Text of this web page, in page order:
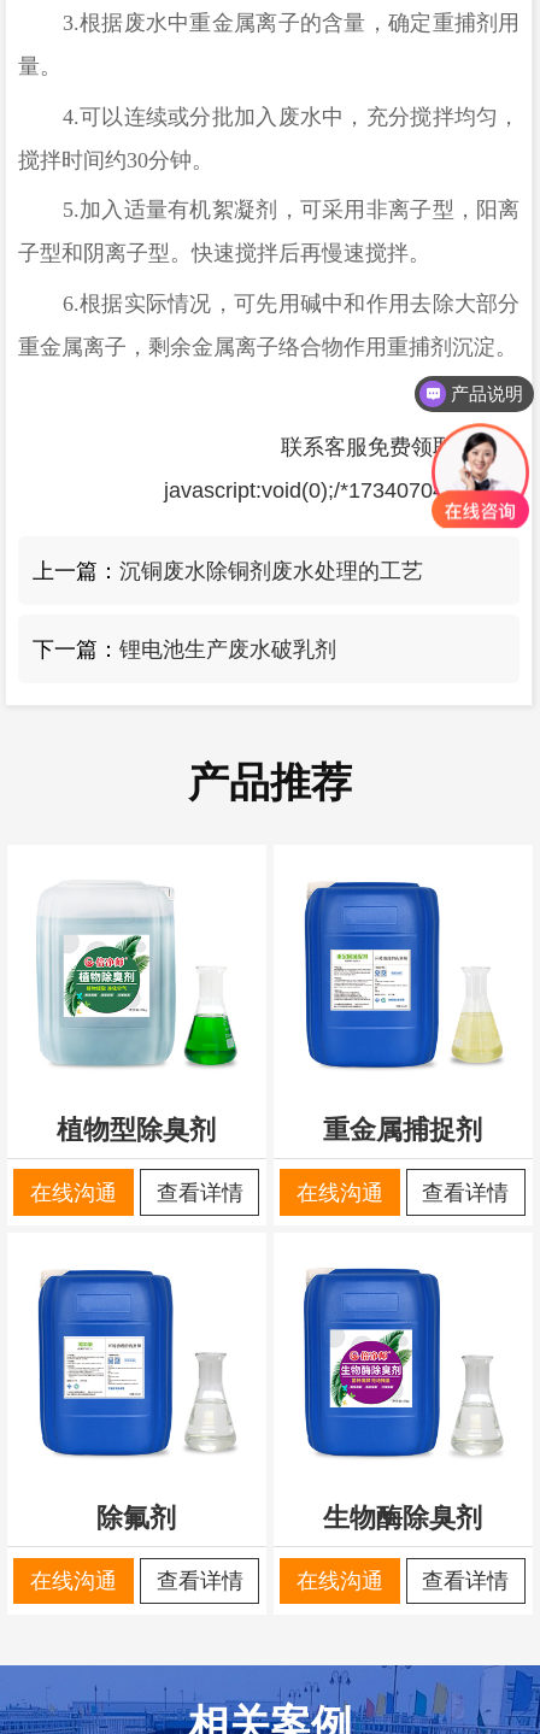
3.根据废水中重金属离子的含量，确定重捕剂用
量。
4.可以连续或分批加入废水中，充分搅拌均匀，
搅拌时间约30分钟。
5.加入适量有机絮凝剂，可采用非离子型，阳离
子型和阴离子型。快速搅拌后再慢速搅拌。
6.根据实际情况，可先用碱中和作用去除大部分
重金属离子，剩余金属离子络合物作用重捕剂沉淀。
联系客服免费领取样品：
javascript:void(0);/*1734070453270*/
上一篇：沉铜废水除铜剂废水处理的工艺
下一篇：锂电池生产废水破乳剂
产品推荐
植物型除臭剂
在线沟通 查看详情
重金属捕捉剂
在线沟通 查看详情
除氟剂
在线沟通 查看详情
生物酶除臭剂
在线沟通 查看详情
相关案例
产品说明